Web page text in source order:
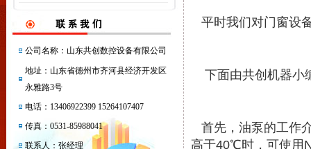
公司名称：山东共创数控设备有限公司
地址：山东省德州市齐河县经济开发区
永雅路3号
电话：13406922399 15264107407
传真：0531-85988041
联系人：张经理
平时我们对门窗设
下面由共创机器小
首先，油泵的工作
高于40℃时，可使用